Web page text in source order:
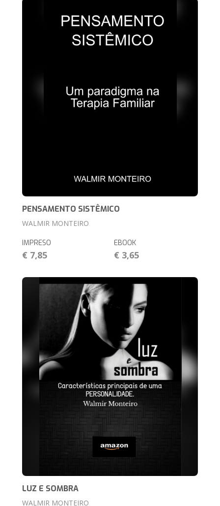
PENSAMENTO SISTÊMICO
WALMIR MONTEIRO
IMPRESO
€ 7,85
EBOOK
€ 3,65
LUZ E SOMBRA
WALMIR MONTEIRO